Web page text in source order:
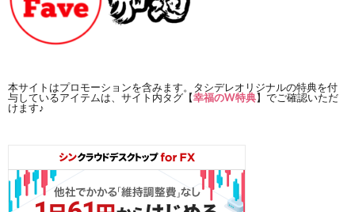
本サイトはプロモーションを含みます。タシデレオリジナルの特典を付
与しているアイテムは、サイト内タグ【幸福のW特典】でご確認いただ
けます♪